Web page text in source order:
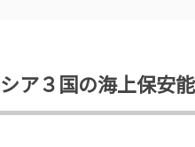
ア３国の海上保安